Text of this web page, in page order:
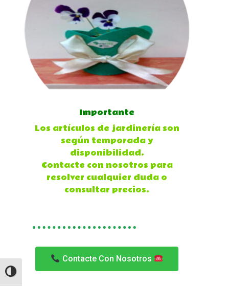
ALTERNAR ALTO CONTRASTE
Importante
Los artículos de jardinería son
según temporada y
disponibilidad.
Contacte con nosotros para
resolver cualquier duda o
consultar precios.
Contacte Con Nosotros